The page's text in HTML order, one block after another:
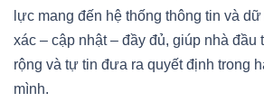
lực mang đến hệ thống thông tin và
xác – cập nhật – đầy đủ, giúp nhà đầu
rộng và tự tin đưa ra quyết định trong
mình.